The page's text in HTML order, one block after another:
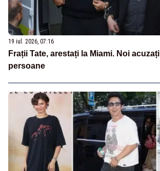
19 iul. 2026, 07:16
Frații Tate, arestați la Miami. Noi
persoane